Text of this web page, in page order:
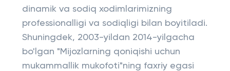
dinamik va sodiq xodimlarimizning
professionalligi va sodiqligi bilan boyitiladi.
Shuningdek, 2003-yildan 2014-yilgacha
bo'lgan "Mijozlarning qoniqishi uchun
mukammallik mukofoti"ning faxriy egasi